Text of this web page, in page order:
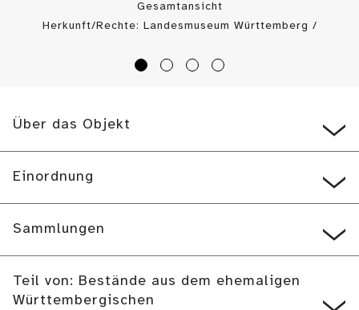
Gesamtansicht
Herkunft/Rechte: Landesmuseum Württemberg /
Über das Objekt
Einordnung
Sammlungen
Teil von: Bestände aus dem ehemaligen
Württembergischen